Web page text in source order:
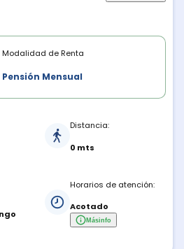
Modalidad de Renta
Pensión Mensual
Distancia:
0 mts
Horarios de atención:
Acotado
Másinfo